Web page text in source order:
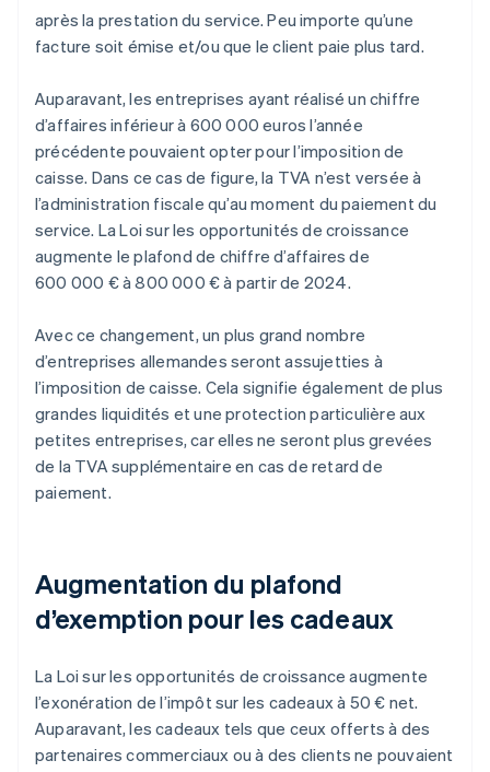
après la prestation du service. Peu importe qu’une
facture soit émise et/ou que le client paie plus tard.
Auparavant, les entreprises ayant réalisé un chiffre
d’affaires inférieur à 600 000 euros l’année
précédente pouvaient opter pour l’imposition de
caisse. Dans ce cas de figure, la TVA n’est versée à
l’administration fiscale qu’au moment du paiement du
service. La Loi sur les opportunités de croissance
augmente le plafond de chiffre d’affaires de
600 000 € à 800 000 € à partir de 2024.
Avec ce changement, un plus grand nombre
d’entreprises allemandes seront assujetties à
l’imposition de caisse. Cela signifie également de plus
grandes liquidités et une protection particulière aux
petites entreprises, car elles ne seront plus grevées
de la TVA supplémentaire en cas de retard de
paiement.
Augmentation du plafond
d’exemption pour les cadeaux
La Loi sur les opportunités de croissance augmente
l’exonération de l’impôt sur les cadeaux à 50 € net.
Auparavant, les cadeaux tels que ceux offerts à des
partenaires commerciaux ou à des clients ne pouvaient